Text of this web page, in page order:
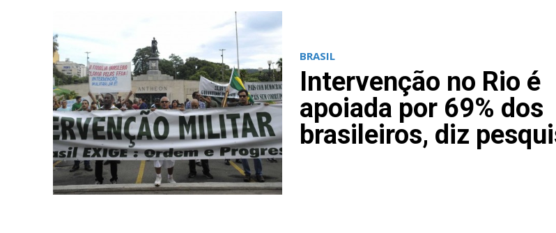
BRASIL
Intervenção no Rio é
apoiada por 69% dos
brasileiros, diz